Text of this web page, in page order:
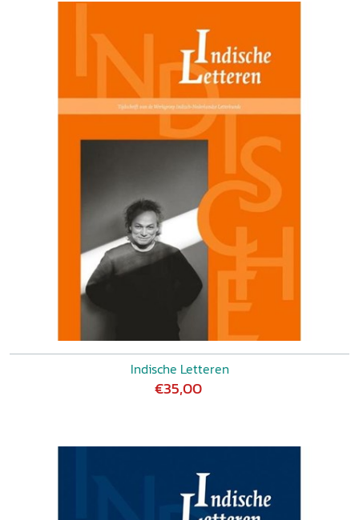
Indische Letteren
€35,00